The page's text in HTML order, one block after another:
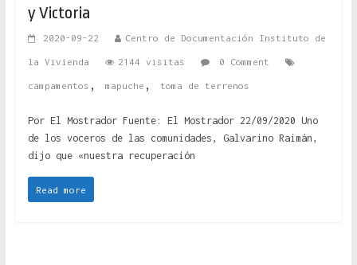
y Victoria
2020-09-22 Centro de Documentación Instituto de
la Vivienda 2144 visitas 0 Comment
campamentos , mapuche , toma de terrenos
Por El Mostrador Fuente: El Mostrador 22/09/2020 Uno
de los voceros de las comunidades, Galvarino Raimán,
dijo que «nuestra recuperación
Read more